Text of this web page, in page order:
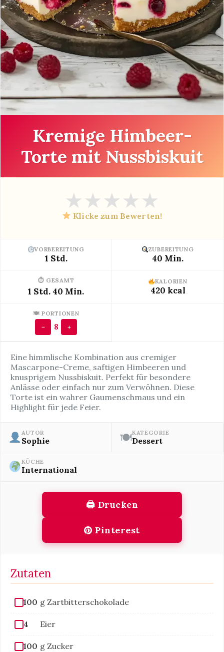
Kremige Himbeer-
Torte mit Nussbiskuit
★★★★★
Klicke zum Bewerten!
VORBEREITUNG
1 Std.
ZUBEREITUNG
40 Min.
⏱ GESAMT
1 Std. 40 Min.
KALORIEN
420 kcal
🍽 PORTIONEN
− 8 +
Eine himmlische Kombination aus cremiger
Mascarpone-Creme, saftigen Himbeeren und
knusprigem Nussbiskuit. Perfekt für besondere
Anlässe oder einfach nur zum Verwöhnen. Diese
Torte ist ein wahrer Gaumenschmaus und ein
Highlight für jede Feier.
AUTOR
Sophie 🍽KATEGORIE
Dessert
KÜCHE
International
🖨 Drucken
Pinterest
Zutaten
100 g Zartbitterschokolade
4 Eier
100 g Zucker